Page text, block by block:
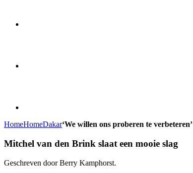
HomeHomeDakar‘We willen ons proberen te verbeteren’
Mitchel van den Brink slaat een mooie slag
Geschreven door Berry Kamphorst.